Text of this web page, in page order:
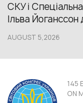
СКУ і
Ільва
AUGUST 5,2026
145
ON